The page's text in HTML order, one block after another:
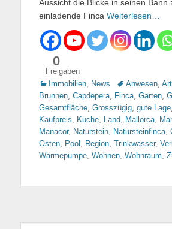
Aussicht die Blicke in seinen Bann
einladende Finca Weiterlesen…
0
Freigaben
Kategorien
Immobilien News TagsAnwesen
Brunnen Capdepera Finca Garten
Gesamtfläche Grosszügig gute Lage
Kaufpreis
Küche Land Mallorca
Manacor, Naturstein Natursteinfinca
Osten
Pool Region Trinkwasser,
Wärmepumpe Wohnen Wohnraum